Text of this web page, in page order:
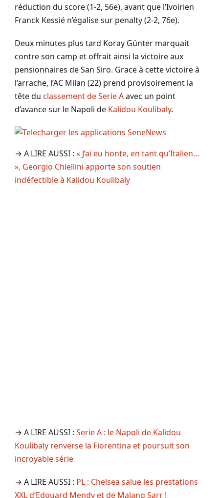
réduction du score (1-2, 56e), avant que l’Ivoirien
Franck Kessié n’égalise sur penalty (2-2, 76e).
Deux minutes plus tard Koray Günter marquait
contre son camp et offrait ainsi la victoire aux
pensionnaires de San Siro. Grace à cette victoire à
l’arrache, l’AC Milan (22) prend provisoirement la
tête du classement de Serie Aavec un point
d’avance sur le Napoli de Kalidou Koulibaly.
→ A LIRE AUSSI : « J’ai eu honte, en tant qu’Italien…
», Georgio Chiellini apporte son soutien
indéfectible à Kalidou Koulibaly
→ A LIRE AUSSI : Serie A : le Napoli de Kalidou
Koulibaly renverse la Fiorentina et poursuit son
incroyable série
→ A LIRE AUSSI : PL : Chelsea salue les prestations
XXL d’Edouard Mendy et de Malang Sarr !